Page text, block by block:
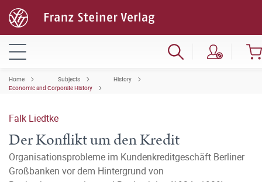
Home Subjects
History
Economic and Corporate History
Falk Liedtke
Der Konflikt um den Kredit
Organisationsprobleme im Kundenkreditgeschäft Berliner
Großbanken vor dem Hintergrund von